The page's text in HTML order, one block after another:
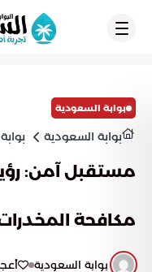
بوابة السعودية
بوابة السعودية
مستقبل آمن:
مكافحة المخدرات
بوابة السعودية